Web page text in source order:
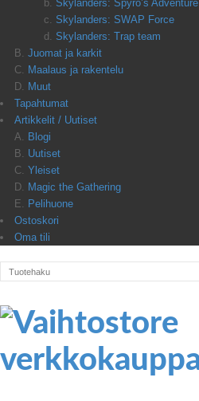
Skylanders: Spyro’s Adventure
Skylanders: SWAP Force
Skylanders: Trap team
Juomat ja karkit
Maalaus ja rakentelu
Muut
Tapahtumat
Artikkelit / Uutiset
Blogi
Uutiset
Yleiset
Magic the Gathering
Pelihuone
Ostoskori
Oma tili